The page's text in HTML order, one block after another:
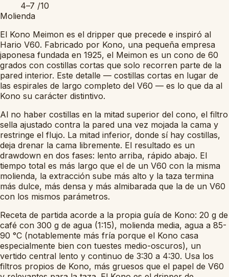
4–7 /10
Molienda
El Kono Meimon es el dripper que precede e inspiró al
Hario V60. Fabricado por Kono, una pequeña empresa
japonesa fundada en 1925, el Meimon es un cono de 60
grados con costillas cortas que solo recorren parte de la
pared interior. Este detalle — costillas cortas en lugar de
las espirales de largo completo del V60 — es lo que da al
Kono su carácter distintivo.
Al no haber costillas en la mitad superior del cono, el filtro
sella ajustado contra la pared una vez mojada la cama y
restringe el flujo. La mitad inferior, donde sí hay costillas,
deja drenar la cama libremente. El resultado es un
drawdown en dos fases: lento arriba, rápido abajo. El
tiempo total es más largo que el de un V60 con la misma
molienda, la extracción sube más alto y la taza termina
más dulce, más densa y más almibarada que la de un V60
con los mismos parámetros.
Receta de partida acorde a la propia guía de Kono: 20 g de
café con 300 g de agua (1:15), molienda media, agua a 85-
90 °C (notablemente más fría porque el Kono casa
especialmente bien con tuestes medio-oscuros), un
vertido central lento y continuo de 3:30 a 4:30. Usa los
filtros propios de Kono, más gruesos que el papel de V60